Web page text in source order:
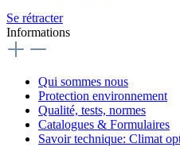
Se rétracter
Informations
Qui sommes nous
Protection environnement
Qualité, tests, normes
Catalogues & Formulaires
Savoir technique: Climat